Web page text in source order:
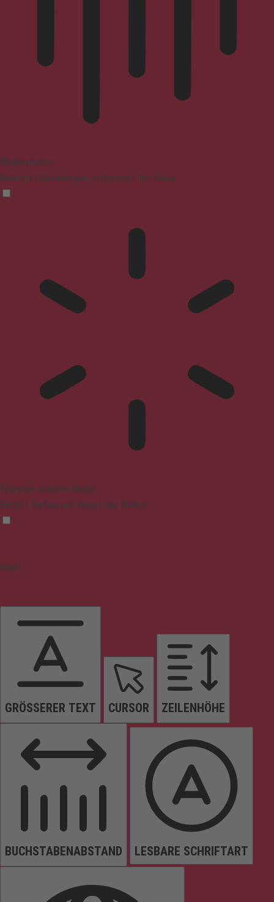
Blindenmodus
Reduziert Ablenkungen, verbessert den Fokus
Epilepsie-sicherer Modus
Dämpft Farben und stoppt das Blinken
Inhalt
GRÖSSERER TEXT CURSOR ZEILENHÖHE
BUCHSTABENABSTAND LESBARE SCHRIFTART